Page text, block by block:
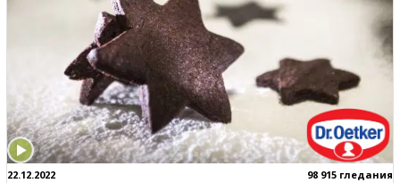
22.12.2022 98 915 гледания